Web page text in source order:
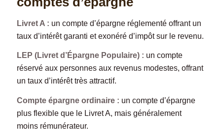
Livret A : un compte d’épargne réglementé offrant un
taux d’intérêt garanti et exonéré d’impôt sur le revenu.
LEP (Livret d’Épargne Populaire) : un compte
réservé aux personnes aux revenus modestes, offrant
un taux d’intérêt très attractif.
Compte épargne ordinaire : un compte d’épargne
plus flexible que le Livret A, mais généralement
moins rémunérateur.